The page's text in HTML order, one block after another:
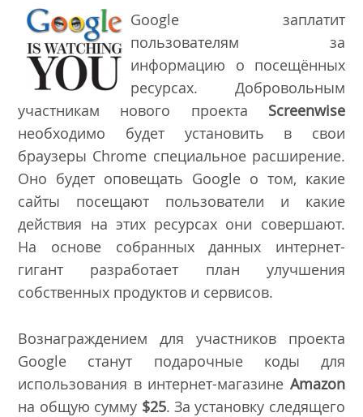
Google заплатит
пользователям за
информацию о посещённых
ресурсах. Добровольным
участникам нового проекта Screenwise
необходимо будет установить в свои
браузеры Chrome специальное расширение.
Оно будет оповещать Google о том, какие
сайты посещают пользователи и какие
действия на этих ресурсах они совершают.
На основе собранных данных интернет-
гигант разработает план улучшения
собственных продуктов и сервисов.
Вознаграждением для участников проекта
Google станут подарочные коды для
использования в интернет-магазине Amazon
на общую сумму $25. За установку следящего